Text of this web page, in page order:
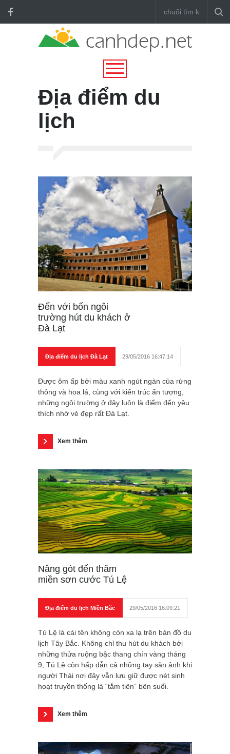
Địa điểm du
lịch
Đến với bốn ngôi
trường hút du khách ở
Đà Lạt
Địa điểm du lịch Đà Lạt 29/05/2016 16:47:14
Được ôm ấp bởi màu xanh ngút ngàn của rừng
thông và hoa lá, cùng với kiến trúc ấn tượng,
những ngôi trường ở đây luôn là điểm đến yêu
thích nhờ vẻ đẹp rất Đà Lạt.
Xem thêm
Nâng gót đến thăm
miền sơn cước Tú Lệ
Địa điểm du lịch Miền Bắc 29/05/2016 16:09:21
Tú Lệ là cái tên không còn xa lạ trên bản đồ du
lịch Tây Bắc. Không chỉ thu hút du khách bởi
những thửa ruộng bậc thang chín vàng tháng
9, Tú Lệ còn hấp dẫn cả những tay săn ảnh khi
người Thái nơi đây vẫn lưu giữ được nét sinh
hoạt truyền thống là “tắm tiên” bên suối.
Xem thêm